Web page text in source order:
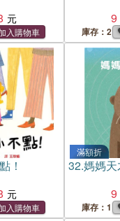
9
庫存：2
！
滿額折
32.媽媽天
9
庫存：1